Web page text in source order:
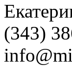
(343)